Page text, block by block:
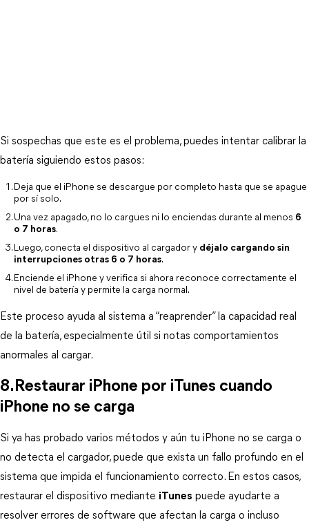
Si sospechas que este es el problema, puedes intentar calibrar la
batería siguiendo estos pasos:
Deja que el iPhone se descargue por completo hasta que se apague
por sí solo.
Una vez apagado, no lo cargues ni lo enciendas durante al menos 6
o 7 horas.
Luego, conecta el dispositivo al cargador y déjalo cargando sin
interrupciones otras 6 o 7 horas.
Enciende el iPhone y verifica si ahora reconoce correctamente el
nivel de batería y permite la carga normal.
Este proceso ayuda al sistema a “reaprender” la capacidad real
de la batería, especialmente útil si notas comportamientos
anormales al cargar.
8.Restaurar iPhone por iTunes cuando
iPhone no se carga
Si ya has probado varios métodos y aún tu iPhone no se carga o
no detecta el cargador, puede que exista un fallo profundo en el
sistema que impida el funcionamiento correcto. En estos casos,
restaurar el dispositivo mediante iTunes puede ayudarte a
resolver errores de software que afectan la carga o incluso